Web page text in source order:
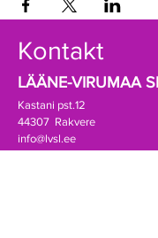
Kontakt
LÄÄNE-VIRUMAA
Kastani pst.12
44307 Rakvere
info@lvsl.ee